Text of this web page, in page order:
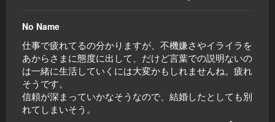
No Name
仕事で疲れてるの分かりますが、不機嫌さやイライラを
あからさまに態度に出して、だけど言葉での説明ないの
は一緒に生活していくには大変かもしれませんね。疲れ
そうです。
信頼が深まっていかなそうなので、結婚したとしても別
れてしまいそう。